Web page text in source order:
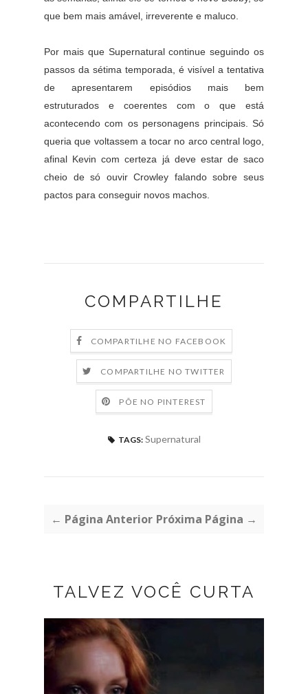
que bem mais amável, irreverente e maluco.
Por mais que Supernatural continue seguindo os
passos da sétima temporada, é visível a tentativa
de apresentarem episódios mais bem
estruturados e coerentes com o que está
acontecendo com os personagens principais. Só
queria que voltassem a tocar no arco central logo,
afinal Kevin com certeza já deve estar de saco
cheio de só ouvir Crowley falando sobre seus
pactos para conseguir novos machos.
COMPARTILHE
COMPARTILHE NO FACEBOOK
COMPARTILHE NO TWITTER
PÕE NO PINTEREST
TAGS: Supernatural
← Página Anterior Próxima Página →
TALVEZ VOCÊ CURTA